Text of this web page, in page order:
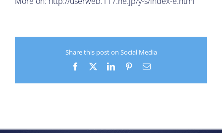
Share this post on Social Media
Facebook LinkedInPinterestEmail